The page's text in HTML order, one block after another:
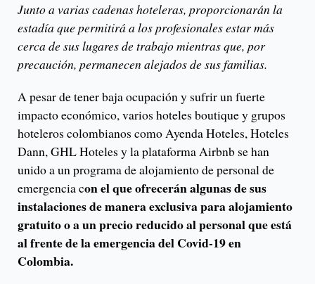
Junto a varias cadenas hoteleras, proporcionarán la
estadía que permitirá a los profesionales estar más
cerca de sus lugares de trabajo mientras que, por
precaución, permanecen alejados de sus familias.
A pesar de tener baja ocupación y sufrir un fuerte
impacto económico, varios hoteles boutique y grupos
hoteleros colombianos como Ayenda Hoteles, Hoteles
Dann, GHL Hoteles y la plataforma Airbnb se han
unido a un programa de alojamiento de personal de
emergencia con el que ofrecerán algunas de sus
instalaciones de manera exclusiva para alojamiento
gratuito o a un precio reducido al personal que está
al frente de la emergencia del Covid-19 en
Colombia.